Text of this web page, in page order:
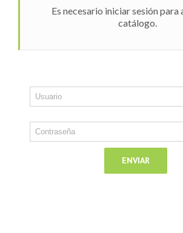
Es necesario iniciar sesión para
catálogo.